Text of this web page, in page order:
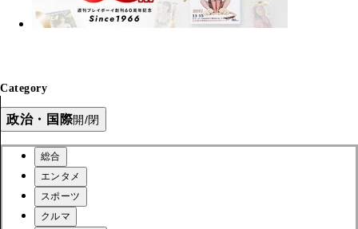
Category
政治・国際開/閉
総合
エンタメ
スポーツ
クルマ